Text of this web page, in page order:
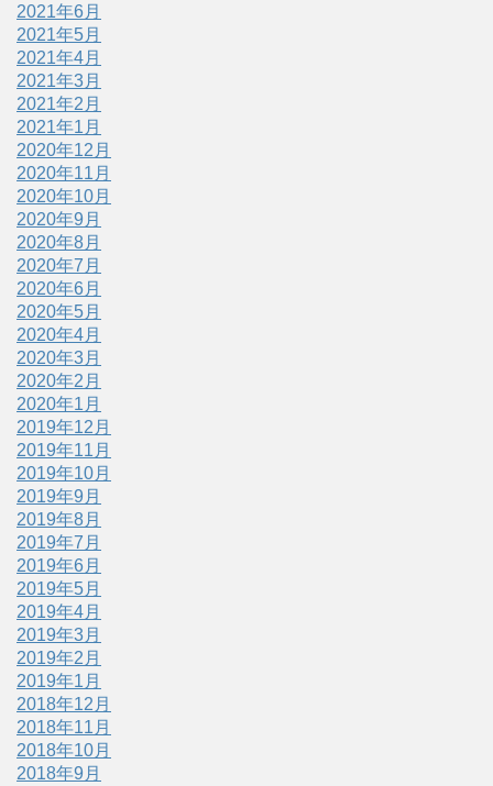
2021年6月
2021年5月
2021年4月
2021年3月
2021年2月
2021年1月
2020年12月
2020年11月
2020年10月
2020年9月
2020年8月
2020年7月
2020年6月
2020年5月
2020年4月
2020年3月
2020年2月
2020年1月
2019年12月
2019年11月
2019年10月
2019年9月
2019年8月
2019年7月
2019年6月
2019年5月
2019年4月
2019年3月
2019年2月
2019年1月
2018年12月
2018年11月
2018年10月
2018年9月